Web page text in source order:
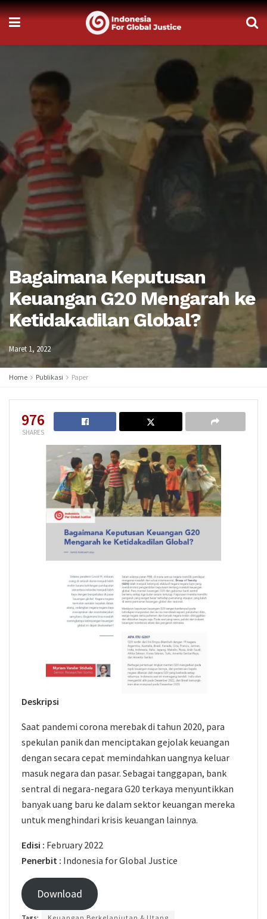
Bagaimana Keputusan
Keuangan G20 Mengarah ke
Ketidakadilan Global?
Maret 1, 2022
Home Publikasi Paper
976
SHARES
Deskripsi
Saat pandemi corona merebak di tahun 2020, para
spekulan panik dan menciptakan gejolak keuangan
dengan secara cepat memindahkan uangnya keluar
masuk negara dan pasar. Sebagai tanggapan, bank
sentral di negara-negara G20 terkaya menyuntikkan
banyak uang baru ke dalam sektor keuangan mereka
untuk menghindari krisis keuangan lainnya.
Edisi : February 2022
Penerbit : Indonesia for Global Justice
Download